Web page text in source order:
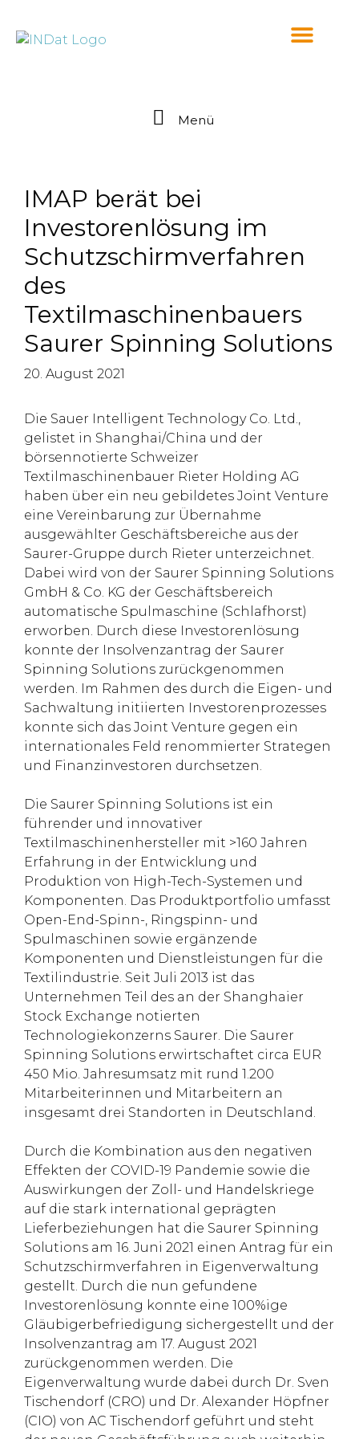
Menü
IMAP berät bei
Investorenlösung im
Schutzschirmverfahren
des
Textilmaschinenbauers
Saurer Spinning Solutions
20. August 2021
Die Sauer Intelligent Technology Co. Ltd.,
gelistet in Shanghai/China und der
börsennotierte Schweizer
Textilmaschinenbauer Rieter Holding AG
haben über ein neu gebildetes Joint Venture
eine Vereinbarung zur Übernahme
ausgewählter Geschäftsbereiche aus der
Saurer-Gruppe durch Rieter unterzeichnet.
Dabei wird von der Saurer Spinning Solutions
GmbH & Co. KG der Geschäftsbereich
automatische Spulmaschine (Schlafhorst)
erworben. Durch diese Investorenlösung
konnte der Insolvenzantrag der Saurer
Spinning Solutions zurückgenommen
werden. Im Rahmen des durch die Eigen- und
Sachwaltung initiierten Investorenprozesses
konnte sich das Joint Venture gegen ein
internationales Feld renommierter Strategen
und Finanzinvestoren durchsetzen.
Die Saurer Spinning Solutions ist ein
führender und innovativer
Textilmaschinenhersteller mit >160 Jahren
Erfahrung in der Entwicklung und
Produktion von High-Tech-Systemen und
Komponenten. Das Produktportfolio umfasst
Open-End-Spinn-, Ringspinn- und
Spulmaschinen sowie ergänzende
Komponenten und Dienstleistungen für die
Textilindustrie. Seit Juli 2013 ist das
Unternehmen Teil des an der Shanghaier
Stock Exchange notierten
Technologiekonzerns Saurer. Die Saurer
Spinning Solutions erwirtschaftet circa EUR
450 Mio. Jahresumsatz mit rund 1.200
Mitarbeiterinnen und Mitarbeitern an
insgesamt drei Standorten in Deutschland.
Durch die Kombination aus den negativen
Effekten der COVID-19 Pandemie sowie die
Auswirkungen der Zoll- und Handelskriege
auf die stark international geprägten
Lieferbeziehungen hat die Saurer Spinning
Solutions am 16. Juni 2021 einen Antrag für ein
Schutzschirmverfahren in Eigenverwaltung
gestellt. Durch die nun gefundene
Investorenlösung konnte eine 100%ige
Gläubigerbefriedigung sichergestellt und der
Insolvenzantrag am 17. August 2021
zurückgenommen werden. Die
Eigenverwaltung wurde dabei durch Dr. Sven
Tischendorf (CRO) und Dr. Alexander Höpfner
(CIO) von AC Tischendorf geführt und steht